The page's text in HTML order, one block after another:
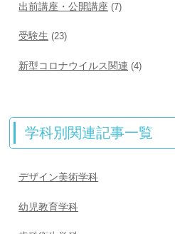
出前講座・公開講座 (7)
受験生 (23)
新型コロナウイルス関連 (4)
学科別関連記事一覧
デザイン美術学科
幼児教育学科